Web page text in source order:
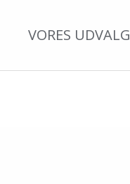
VORES UDVALG